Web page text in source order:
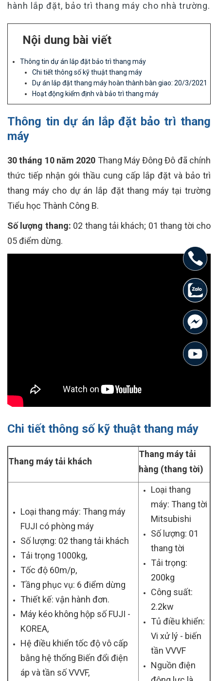
hành lắp đặt, bảo trì thang máy cho nhà trường.
Nội dung bài viết
Thông tin dự án lắp đặt bảo trì thang máy
Chi tiết thông số kỹ thuật thang máy
Dự án lắp đặt thang máy hoàn thành bàn giao: 20/3/2021
Hoạt động kiểm định và bảo trì thang máy
Thông tin dự án lắp đặt bảo trì thang
máy
30 tháng 10 năm 2020 Thang Máy Đông Đô đã chính
thức tiếp nhận gói thầu cung cấp lắp đặt và bảo trì
thang máy cho dự án lắp đặt thang máy tại trường
Tiểu học Thành Công B.
Số lượng thang: 02 thang tải khách; 01 thang tời cho
05 điểm dừng.
Chi tiết thông số kỹ thuật thang máy
Thang máy tải khách
Thang máy tải
hàng (thang tời)
Loại thang máy: Thang máy
FUJI có phòng máy
Số lượng: 02 thang tải khách
Tải trọng 1000kg,
Tốc độ 60m/p,
Tầng phục vụ: 6 điểm dừng
Thiết kế: vận hành đơn.
Máy kéo không hộp số FUJI -
KOREA,
Hệ điều khiển tốc độ vô cấp
bằng hệ thống Biến đổi điện
áp và tần số VVVF,
Loại thang
máy: Thang tời
Mitsubishi
Số lượng: 01
thang tời
Tải trọng:
200kg
Công suất:
2.2kw
Tủ điều khiển:
Vi xử lý - biến
tần VVVF
Nguồn điện